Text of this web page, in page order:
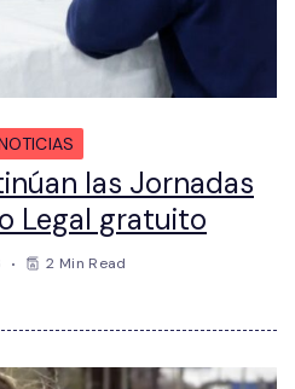
las Jornadas
Legal gratuito
2 Min Read